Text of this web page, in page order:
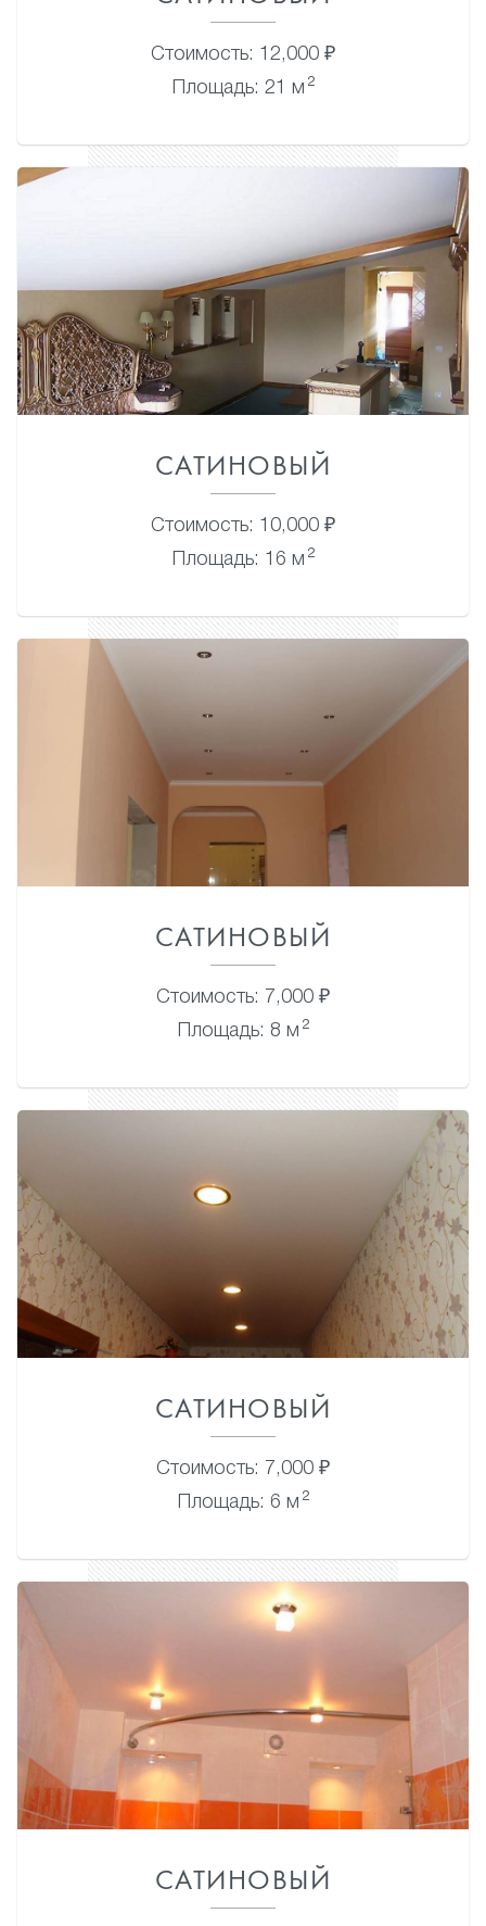
Стоимость: 12,000 ₽
Площадь: 21 м 2
САТИНОВЫЙ
Стоимость: 10,000 ₽
Площадь: 16 м 2
САТИНОВЫЙ
Стоимость: 7,000 ₽
Площадь: 8 м 2
САТИНОВЫЙ
Стоимость: 7,000 ₽
Площадь: 6 м 2
САТИНОВЫЙ